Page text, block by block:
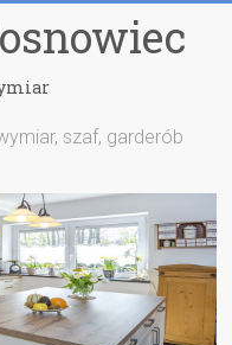
szaf, garderób